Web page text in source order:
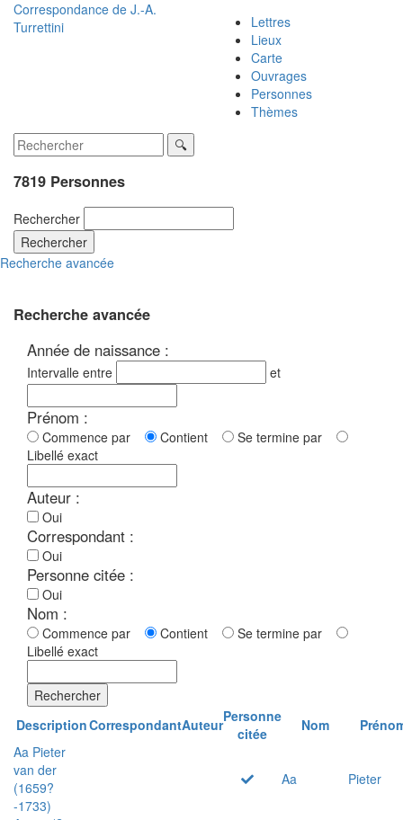
Correspondance de J.-A.
Turrettini
Lettres
Lieux
Carte
Ouvrages
Personnes
Thèmes
7819 Personnes
Rechercher
Rechercher
Recherche avancée
Recherche avancée
Année de naissance :
Intervalle entre et
Prénom :
Commence par Contient
Se termine par
Libellé exact
Auteur :
Oui
Correspondant :
Oui
Personne citée :
Oui
Nom :
Commence par Contient
Se termine par
Libellé exact
Rechercher
DescriptionCorrespondantAuteurPersonne
citée
Nom
Aa Pieter
van der
(1659?
-1733)
Aa Pieter